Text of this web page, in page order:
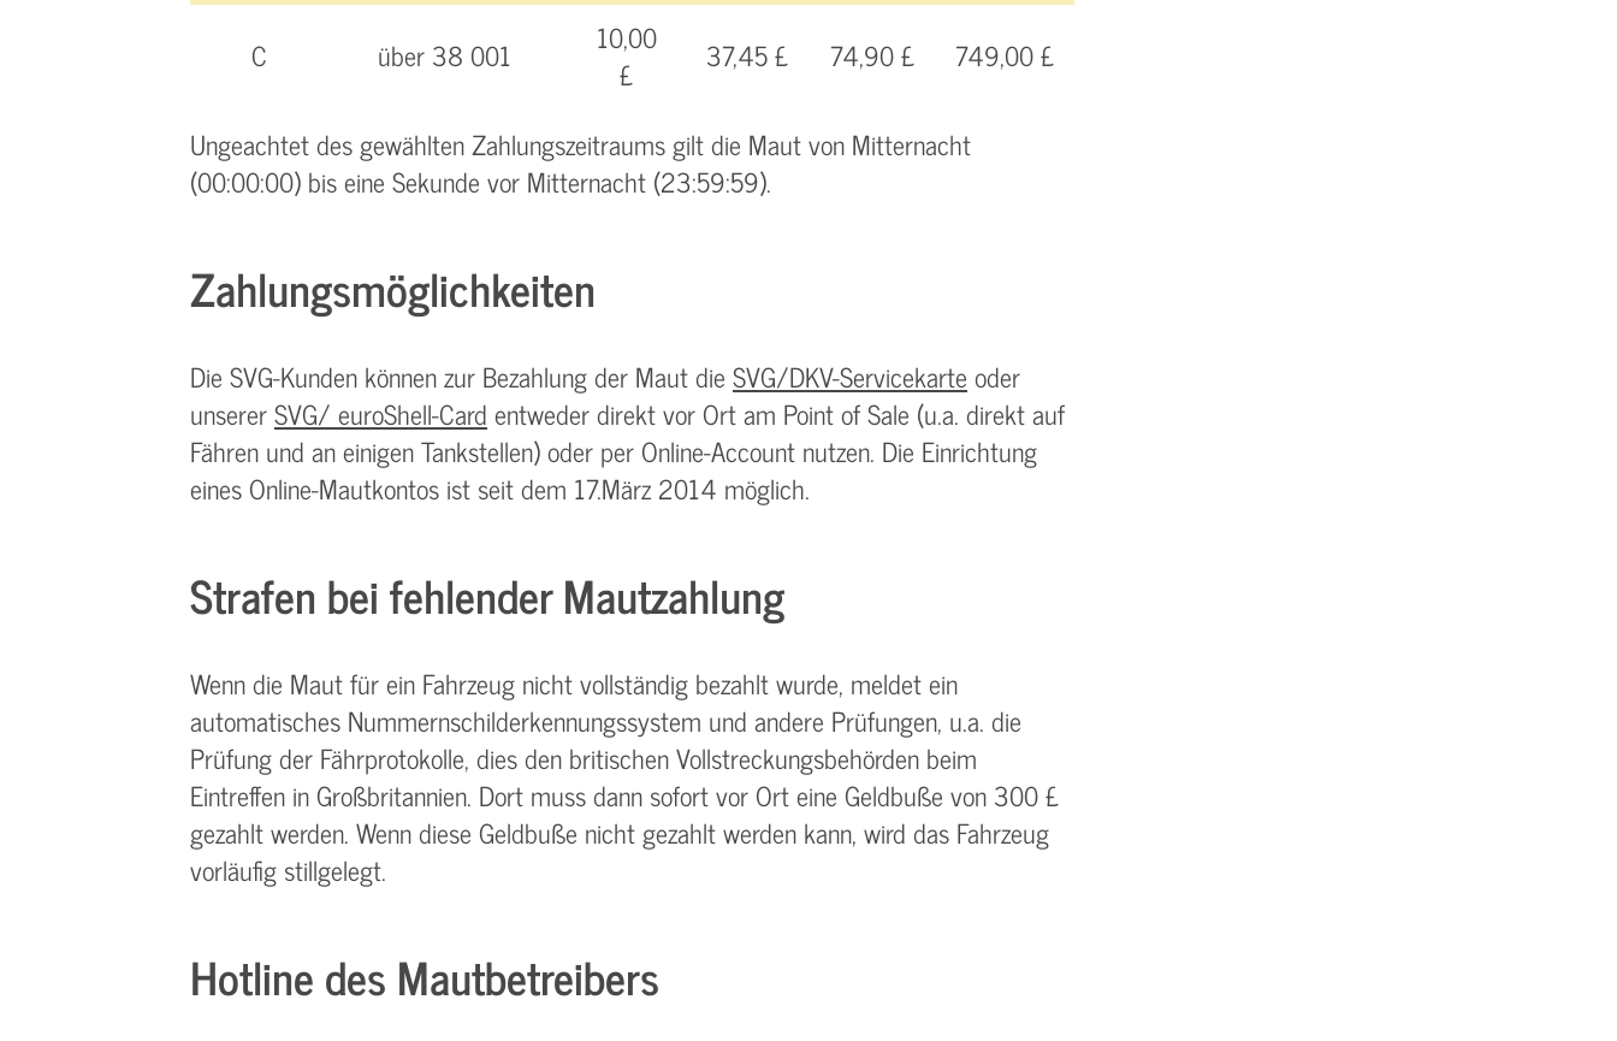
C
über 38 001
10,00
£
37,45 £ 74,90 £
749,00 £
Ungeachtet des gewählten Zahlungszeitraums gilt die Maut von Mitternacht
(00:00:00) bis eine Sekunde vor Mitternacht (23:59:59).
Zahlungsmöglichkeiten
Die SVG-Kunden können zur Bezahlung der Maut dieSVG/DKV-Servicekarteoder
unsererSVG/ euroShell-Cardentweder direkt vor Ort am Point of Sale (u.a. direkt auf
Fähren und an einigen Tankstellen) oder per Online-Account nutzen. Die Einrichtung
eines Online-Mautkontos ist seit dem 17.März 2014 möglich.
Strafen bei fehlender Mautzahlung
Wenn die Maut für ein Fahrzeug nicht vollständig bezahlt wurde, meldet ein
automatisches Nummernschilderkennungssystem und andere Prüfungen, u.a. die
Prüfung der Fährprotokolle, dies den britischen Vollstreckungsbehörden beim
Eintreffen in Großbritannien. Dort muss dann sofort vor Ort eine Geldbuße von 300 £
gezahlt werden. Wenn diese Geldbuße nicht gezahlt werden kann, wird das Fahrzeug
vorläufig stillgelegt.
Hotline des Mautbetreibers